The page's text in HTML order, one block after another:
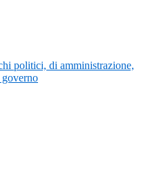
politici, di amministrazione,